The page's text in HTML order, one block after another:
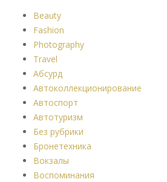
Beauty
Fashion
Photography
Travel
Абсурд
Автоколлекционирование
Автоспорт
Автотуризм
Без рубрики
Бронетехника
Вокзалы
Воспоминания